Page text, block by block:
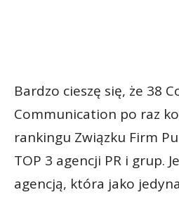
Bardzo cieszę się, że 38
Communication po raz
rankingu Związku Firm
TOP 3 agencji PR i grup.
agencją, która jako